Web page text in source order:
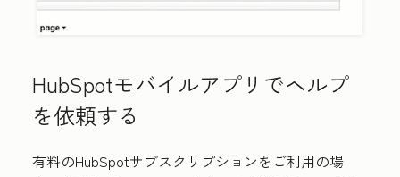
HubSpotモバイルアプリでヘルプ
を依頼する
有料のHubSpotサブスクリプションをご利用の場